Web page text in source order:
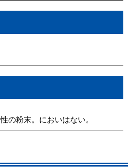
の粉末。においはない。